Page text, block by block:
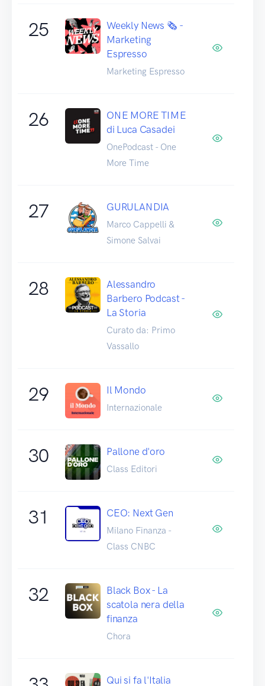
25
Weekly News 🗞️ -
Marketing
Espresso
Marketing Espresso
26
ONE MORE TIME
di Luca Casadei
OnePodcast - One
More Time
27 GURULANDIA
Marco Cappelli &
Simone Salvai
28
Alessandro
Barbero Podcast -
La Storia
Curato da: Primo
Vassallo
29 Il Mondo
Internazionale
30 Pallone d'oro
Class Editori
31 CEO: Next Gen
Milano Finanza -
Class CNBC
32
Black Box - La
scatola nera della
finanza
Chora
Qui si fa l'Italia